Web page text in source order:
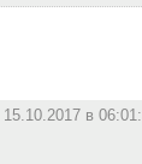
15.10.2017 в